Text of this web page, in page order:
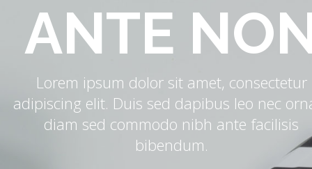
ANTE
Lorem ipsum dolor sit amet, consectetur
adipiscing elit. Duis sed dapibus leo nec
diam sed commodo nibh ante facilisis
bibendum.